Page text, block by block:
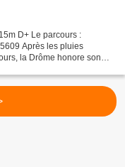
D+ Le parcours :
Après les pluies
la Drôme honore son